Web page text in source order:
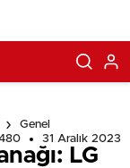
Genel
31 Aralık 2023
LG